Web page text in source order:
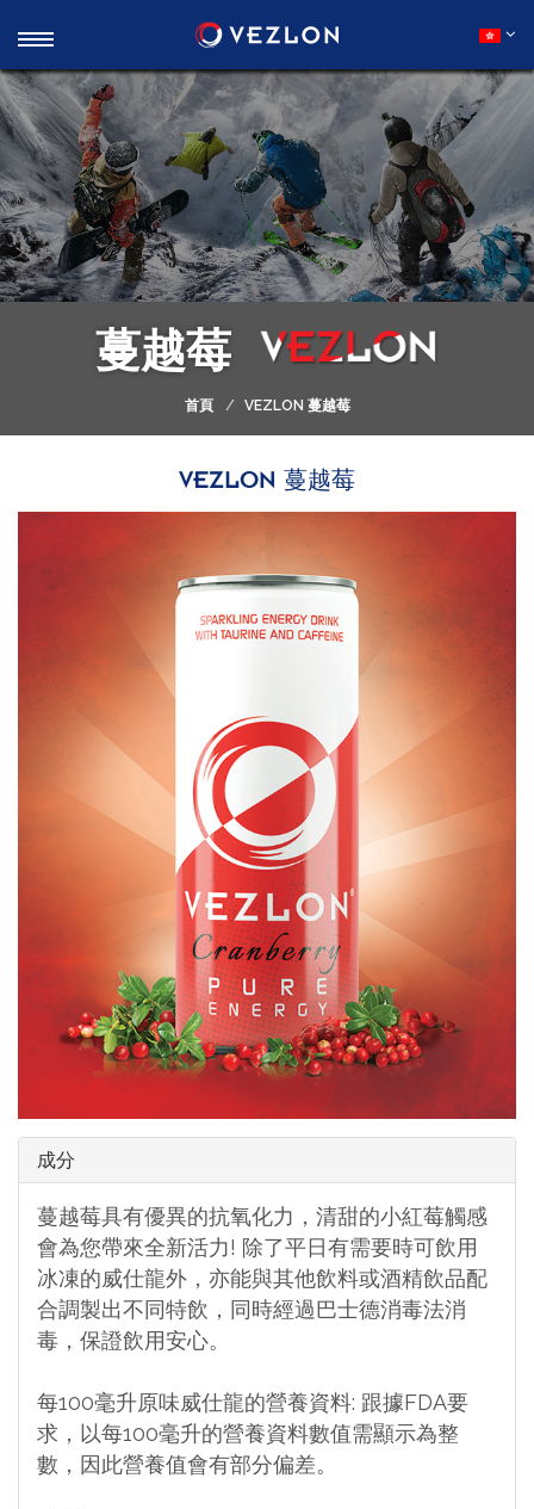
蔓越莓
首頁 VEZLON 蔓越莓
VEZLON 蔓越莓
成分
蔓越莓具有優異的抗氧化力，清甜的小紅莓觸感
會為您帶來全新活力! 除了平日有需要時可飲用
冰凍的威仕龍外，亦能與其他飲料或酒精飲品配
合調製出不同特飲，同時經過巴士德消毒法消
毒，保證飲用安心。
每100毫升原味威仕龍的營養資料: 跟據FDA要
求，以每100毫升的營養資料數值需顯示為整
數，因此營養值會有部分偏差。